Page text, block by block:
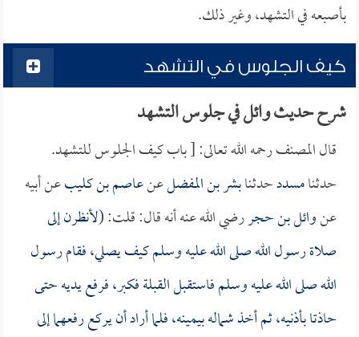
بأصبعه في التشهد، وغير ذلك.
كيف الجلوس في التشهد
شرح حديث وائل في جلوس التشهد
قال المصنف رحمه الله تعالى: [ باب كيف الجلوس للتشهد.
حدثنامسددحدثنابشر بن المفضلعنعاصم بن كليبعن أبيه
عنوائل بن حجررضي الله عنه أنه قال: قلت: (لأنظرن إلى
صلاة رسول الله صلى الله عليه وسلم كيف يصلي، فقام رسول
الله صلى الله عليه وسلم فاستقبل القبلة فكبر، فرفع يديه حتى
حاذتا بأذنيه، ثم أخذ شماله بيمينه، فلما أراد أن يركع رفعهما إلى